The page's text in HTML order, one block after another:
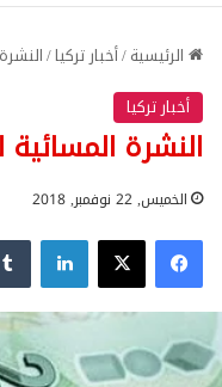
الرئيسية/أخبار تركيا/
أخبار تركيا
النشرة المسائية
الخميس, 22 نوفمبر, 2018
فيسبوك‫X